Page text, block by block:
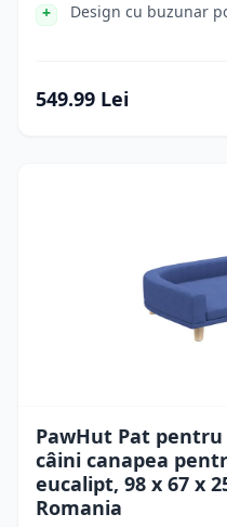
Design cu buzunar
549.99 Lei
PawHut Pat
câini canapea
eucalipt, 98 x 67 x
Romania